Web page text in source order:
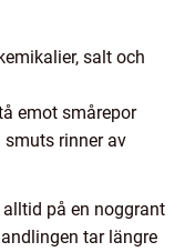
salt och
emot smårepor
rinner av
på en noggrant
tar längre